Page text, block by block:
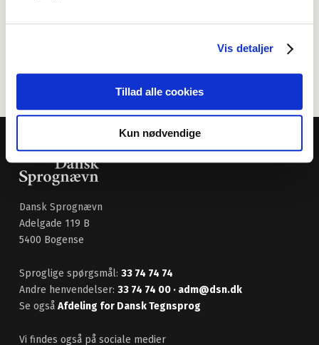
Vis detaljer
Tillad alle cookies
Kun nødvendige
Se i øvrigtkommareglerne i Retskrivningsordbogen.
Dansk Sprognævn
Adelgade 119 B
5400 Bogense
Sproglige spørgsmål: 33 74 74 74
Andre henvendelser: 33 74 74 00 · adm@dsn.dk
Se også Afdeling for Dansk Tegnsprog
Vi findes også på sociale medier